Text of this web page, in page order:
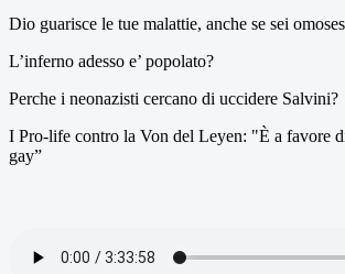
Dio guarisce le tue malattie, anche se sei
L’inferno adesso e’ popolato?
Perche i neonazisti cercano di uccidere Salvini?
I Pro-life contro la Von del Leyen: "È a favore
gay”